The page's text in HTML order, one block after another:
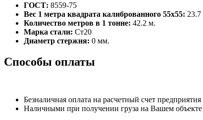
ГОСТ: 8559-75
Вес 1 метра квадрата калиброванного 55х55: 23.7
Количество метров в 1 тонне: 42.2 м.
Марка стали: Ст20
Диаметр стержня: 0 мм.
Способы оплаты
Безналичная оплата на расчетный счет предприятия
Наличными при получении груза на Вашем объекте